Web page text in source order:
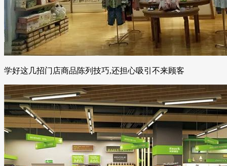
学好这几招门店商品陈列技巧,还担心吸引不来顾客